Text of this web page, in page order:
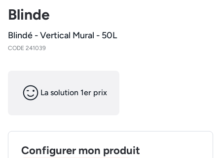
Blinde
Blindé - Vertical Mural - 50L
CODE 241039
La solution 1er prix
Configurer mon produit